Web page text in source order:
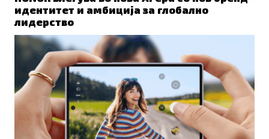
идентитет и амбиција за глобално
лидерство